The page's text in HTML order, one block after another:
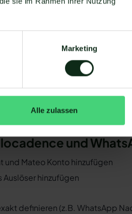
Marketing
Alle zulassen
einige Voraussetzungen
nutzen. Mit dem
bereitstellen, um die
API sind in der Lage, eine
dank der Zapier Integration
ist natürlich auch
der WhatsApp API
im Folgenden, wie die
und
und Mateo Konto hinzufügen
hinzufügen
definieren (z.B. WhatsApp